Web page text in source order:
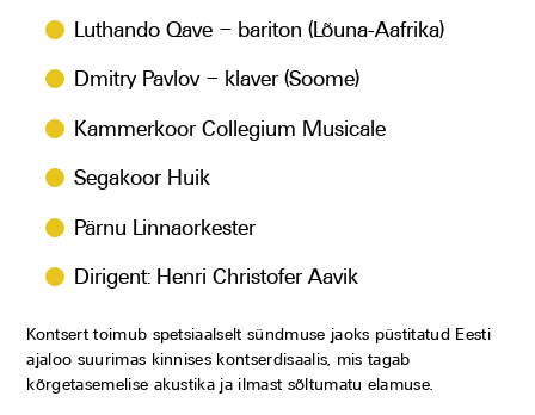
Luthando Qave – bariton (Lõuna-Aafrika)
Dmitry Pavlov – klaver (Soome)
Kammerkoor Collegium Musicale
Segakoor Huik
Pärnu Linnaorkester
Dirigent: Henri Christofer Aavik
Kontsert toimub spetsiaalselt sündmuse jaoks püstitatud Eesti
ajaloo suurimas kinnises kontserdisaalis, mis tagab
kõrgetasemelise akustika ja ilmast sõltumatu elamuse.